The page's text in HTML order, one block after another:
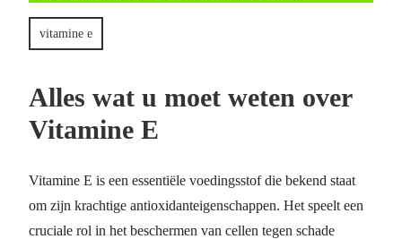
september
vitamine e
Alles wat u moet weten over
Vitamine E
Vitamine E is een essentiële voedingsstof die bekend staat
om zijn krachtige antioxidanteigenschappen. Het speelt een
cruciale rol in het beschermen van cellen tegen schade